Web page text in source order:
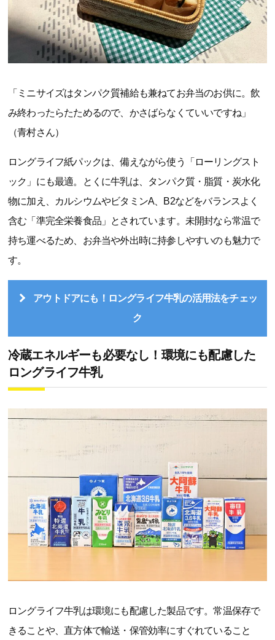
「ミニサイズはタンパク質補給も兼ねてお弁当のお供に。飲
み終わったらたためるので、かさばらなくていいですね」
（青村さん）
ロングライフ紙パックは、備えながら使う「ローリングスト
ック」にも最適。とくに牛乳は、タンパク質・脂質・炭水化
物に加え、カルシウムやビタミンA、B2などをバランスよく
含む「準完全栄養食品」とされています。未開封なら常温で
持ち運べるため、お弁当や外出時に持参しやすいのも魅力で
す。
アウトドアにも！ロングライフ牛乳の活用法をチェッ
ク
冷蔵エネルギーも必要なし！環境にも配慮した
ロングライフ牛乳
ロングライフ牛乳は環境にも配慮した製品です。常温保存で
きることや、直方体で輸送・保管効率にすぐれていること